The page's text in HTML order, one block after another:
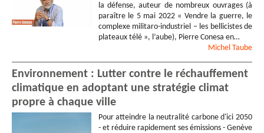
la défense, auteur de nombreux ouvrages (à
paraître le 5 mai 2022 « Vendre la guerre, le
complexe militaro-industriel – les bellicistes de
plateaux télé », l’aube), Pierre Conesa en…
Michel Taube
Environnement : Lutter contre le réchauffement
climatique en adoptant une stratégie climat
propre à chaque ville
Pour atteindre la neutralité carbone d'ici 2050
- et réduire rapidement ses émissions - Genève